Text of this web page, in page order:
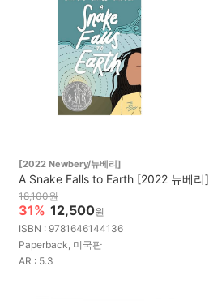
[2022 Newbery/뉴베리]
A Snake Falls to Earth [2022 뉴베리]
18,100원
31% 12,500원
ISBN : 9781646144136
Paperback, 미국판
AR : 5.3